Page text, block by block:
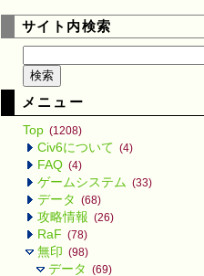
サイト内検索
メニュー
Top (1208)
Civ6について (4)
FAQ (4)
ゲームシステム (33)
データ (68)
攻略情報 (26)
RaF (78)
無印 (98)
データ (69)